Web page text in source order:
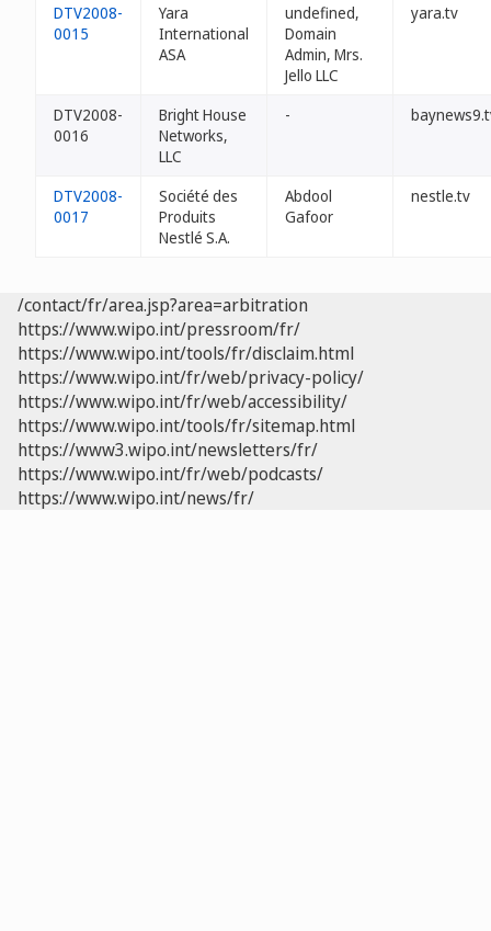
DTV2008-
0015
Yara
International
ASA
undefined,
Domain
Admin, Mrs.
Jello LLC
yara.tv
DTV2008-
0016
Bright House
Networks,
LLC
-
DTV2008-
0017
Société des
Produits
Nestlé S.A.
Abdool
Gafoor
nestle.tv
/contact/fr/area.jsp?area=arbitration
https://www.wipo.int/pressroom/fr/
https://www.wipo.int/tools/fr/disclaim.html
https://www.wipo.int/fr/web/privacy-policy/
https://www.wipo.int/fr/web/accessibility/
https://www.wipo.int/tools/fr/sitemap.html
https://www3.wipo.int/newsletters/fr/
https://www.wipo.int/fr/web/podcasts/
https://www.wipo.int/news/fr/